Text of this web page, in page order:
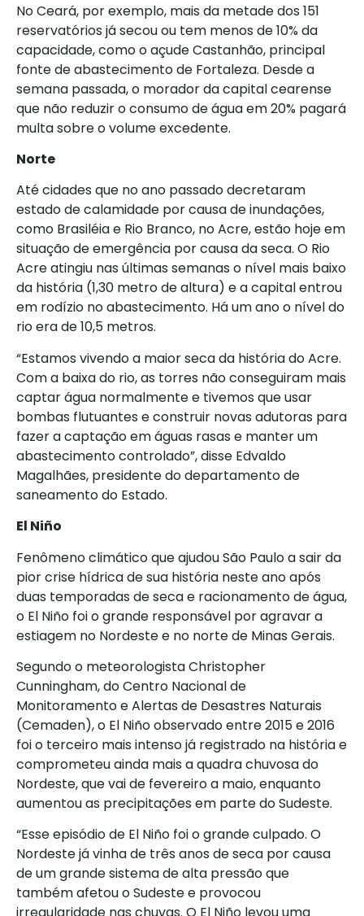
No Ceará, por exemplo, mais da metade dos 151
reservatórios já secou ou tem menos de 10% da
capacidade, como o açude Castanhão, principal
fonte de abastecimento de Fortaleza. Desde a
semana passada, o morador da capital cearense
que não reduzir o consumo de água em 20% pagará
multa sobre o volume excedente.
Norte
Até cidades que no ano passado decretaram
estado de calamidade por causa de inundações,
como Brasiléia e Rio Branco, no Acre, estão hoje em
situação de emergência por causa da seca. O Rio
Acre atingiu nas últimas semanas o nível mais baixo
da história (1,30 metro de altura) e a capital entrou
em rodízio no abastecimento. Há um ano o nível do
rio era de 10,5 metros.
“Estamos vivendo a maior seca da história do Acre.
Com a baixa do rio, as torres não conseguiram mais
captar água normalmente e tivemos que usar
bombas flutuantes e construir novas adutoras para
fazer a captação em águas rasas e manter um
abastecimento controlado”, disse Edvaldo
Magalhães, presidente do departamento de
saneamento do Estado.
El Niño
Fenômeno climático que ajudou São Paulo a sair da
pior crise hídrica de sua história neste ano após
duas temporadas de seca e racionamento de água,
o El Niño foi o grande responsável por agravar a
estiagem no Nordeste e no norte de Minas Gerais.
Segundo o meteorologista Christopher
Cunningham, do Centro Nacional de
Monitoramento e Alertas de Desastres Naturais
(Cemaden), o El Niño observado entre 2015 e 2016
foi o terceiro mais intenso já registrado na história e
comprometeu ainda mais a quadra chuvosa do
Nordeste, que vai de fevereiro a maio, enquanto
aumentou as precipitações em parte do Sudeste.
“Esse episódio de El Niño foi o grande culpado. O
Nordeste já vinha de três anos de seca por causa
de um grande sistema de alta pressão que
também afetou o Sudeste e provocou